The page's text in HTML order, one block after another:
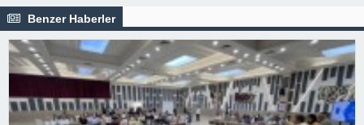
Benzer Haberler